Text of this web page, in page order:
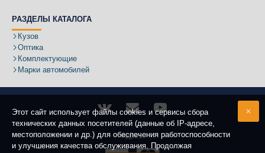
РАЗДЕЛЫ КАТАЛОГА
Кузов
Оптика
Комплектующие
Марки автомобилей
Адрес:
Этот сайт использует файлы cookies и сервисы сбора
технических данных посетителей (данные об IP-адресе,
местоположении и др.) для обеспечения работоспособности
и улучшения качества обслуживания. Продолжая